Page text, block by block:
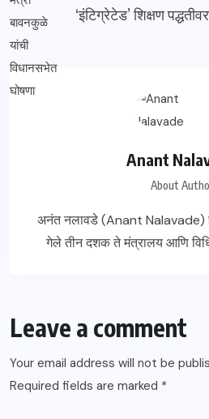
‘इंटिग्रेटेड’ शिक्षण
Anant
About
अनंत नलावडे (Anant Nalavade)
गेले तीन दशक ते मंत्रालय आणि
Leave a comment
Your email address will not be
Required fields are marked *